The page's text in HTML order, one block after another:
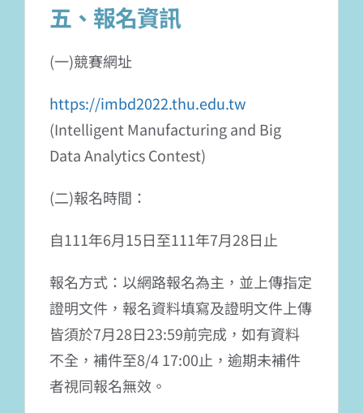
五、報名資訊
(一)競賽網址
https://imbd2022.thu.edu.tw
(Intelligent Manufacturing and Big
Data Analytics Contest)
(二)報名時間：
自111年6月15日至111年7月28日止
報名方式：以網路報名為主，並上傳指定
證明文件，報名資料填寫及證明文件上傳
皆須於7月28日23:59前完成，如有資料
不全，補件至8/4 17:00止，逾期未補件
者視同報名無效。